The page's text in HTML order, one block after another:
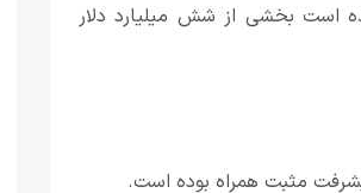
است بخشی از شش میلیارد دلار
مثبت همراه بوده است.